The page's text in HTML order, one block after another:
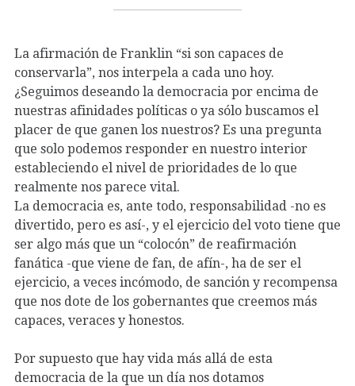
La afirmación de Franklin “si son capaces de
conservarla”, nos interpela a cada uno hoy.
¿Seguimos deseando la democracia por encima de
nuestras afinidades políticas o ya sólo buscamos el
placer de que ganen los nuestros? Es una pregunta
que solo podemos responder en nuestro interior
estableciendo el nivel de prioridades de lo que
realmente nos parece vital.
La democracia es, ante todo, responsabilidad -no es
divertido, pero es así-, y el ejercicio del voto tiene que
ser algo más que un “colocón” de reafirmación
fanática -que viene de fan, de afín-, ha de ser el
ejercicio, a veces incómodo, de sanción y recompensa
que nos dote de los gobernantes que creemos más
capaces, veraces y honestos.
Por supuesto que hay vida más allá de esta
democracia de la que un día nos dotamos